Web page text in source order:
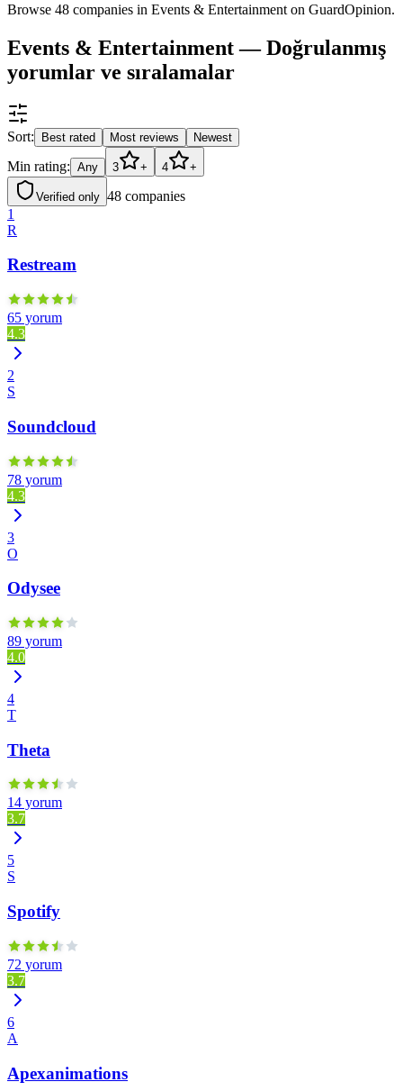
Browse 48 companies in Events & Entertainment on GuardOpinion.
Events & Entertainment — Doğrulanmış
yorumlar ve sıralamalar
Sort: Best rated Most reviews Newest
Min rating: Any 3 + 4 +
Verified only 48 companies
1
R
Restream
65 yorum
4.3
2
S
Soundcloud
78 yorum
4.3
3
O
Odysee
89 yorum
4.0
4
T
Theta
14 yorum
3.7
5
S
Spotify
72 yorum
3.7
6
A
Apexanimations